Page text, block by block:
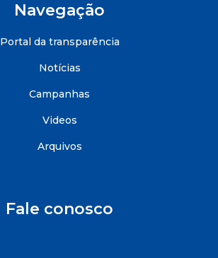
Navegação
Portal da transparência
Notícias
Campanhas
Videos
Arquivos
Fale conosco